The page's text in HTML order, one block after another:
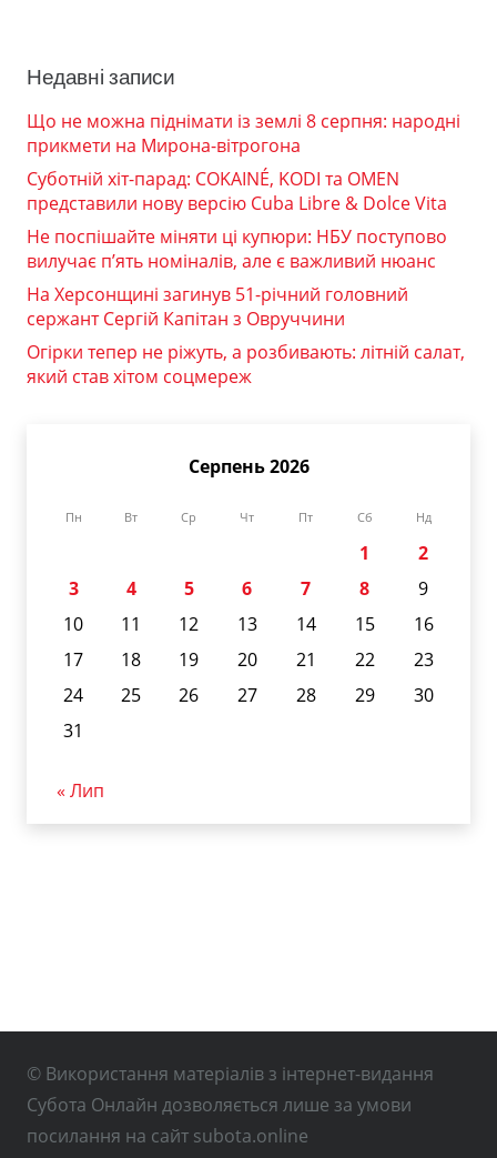
Недавні записи
Що не можна піднімати із землі 8 серпня: народні
прикмети на Мирона-вітрогона
Суботній хіт-парад: COKAINÉ, KODI та OMEN
представили нову версію Cuba Libre & Dolce Vita
Не поспішайте міняти ці купюри: НБУ поступово
вилучає п’ять номіналів, але є важливий нюанс
На Херсонщині загинув 51-річний головний
сержант Сергій Капітан з Овруччини
Огірки тепер не ріжуть, а розбивають: літній салат,
який став хітом соцмереж
Серпень 2026
Пн Вт Ср Чт Пт Сб Нд
1
2
3
4 5 6 7 8
9
10
11 12 13 14 15
16
17
18 19 20 21 22
23
24
25 26 27 28 29
30
31
« Лип
© Використання матеріалів з інтернет-видання
Субота Онлайн дозволяється лише за умови
посилання на сайт subota.online